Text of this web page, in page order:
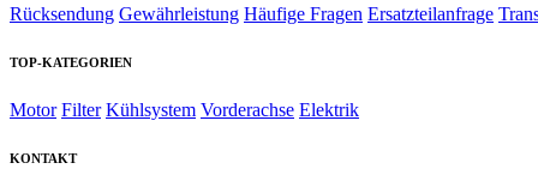
Rücksendung Gewährleistung Häufige Fragen Ersatzteilanfrage
TOP-KATEGORIEN
Motor Filter Kühlsystem Vorderachse Elektrik
KONTAKT